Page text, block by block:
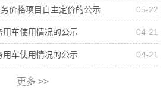
价格项目自主定价的公示 05-22
车使用情况的公示 04-21
车使用情况的公示 04-21
更多 >>